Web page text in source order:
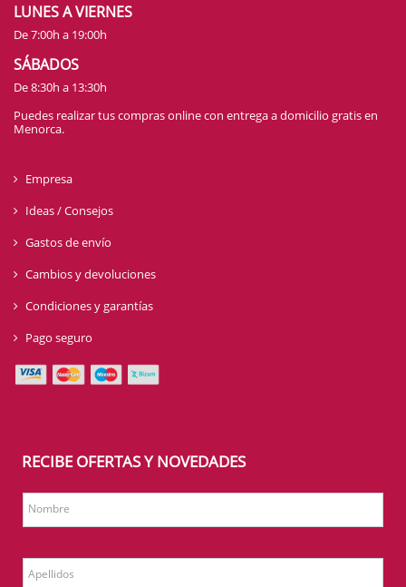
LUNES A VIERNES
De 7:00h a 19:00h
SÁBADOS
De 8:30h a 13:30h
Puedes realizar tus compras online con entrega a domicilio gratis en
Menorca.
Empresa
Ideas / Consejos
Gastos de envío
Cambios y devoluciones
Condiciones y garantías
Pago seguro
RECIBE OFERTAS Y NOVEDADES
Nombre
Apellidos